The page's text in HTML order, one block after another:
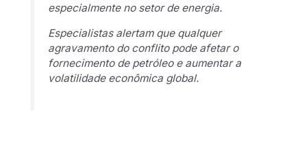
especialmente no setor de energia.
Especialistas alertam que qualquer
agravamento do conflito pode afetar o
fornecimento de petróleo e aumentar a
volatilidade econômica global.